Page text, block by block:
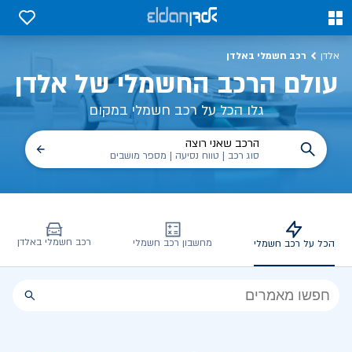
0
0
אלדן רכב חשמלי באלדן
עולם הרכב החשמלי של אלדן
גלו הכל על רכב חשמלי במקום
הרכב שאני רוצה
סוג רכב | טווח נסיעה | מספר מושבים
הכל על רכב חשמלי מחשבון רכב חשמלי רכב חשמלי באלדן
הכל
הכל על רכב חשמלי, שימושים, טכנולוגיה וכל מה שכדי לדעת | אלדן